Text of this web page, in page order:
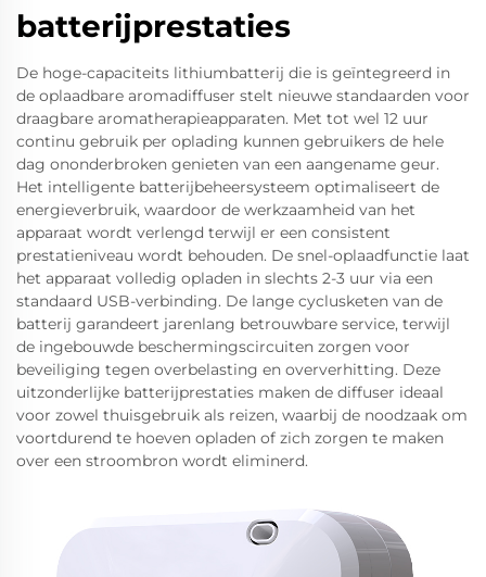
batterijprestaties
De hoge-capaciteits lithiumbatterij die is geïntegreerd in
de oplaadbare aromadiffuser stelt nieuwe standaarden voor
draagbare aromatherapieapparaten. Met tot wel 12 uur
continu gebruik per oplading kunnen gebruikers de hele
dag ononderbroken genieten van een aangename geur.
Het intelligente batterijbeheersysteem optimaliseert de
energieverbruik, waardoor de werkzaamheid van het
apparaat wordt verlengd terwijl er een consistent
prestatieniveau wordt behouden. De snel-oplaadfunctie laat
het apparaat volledig opladen in slechts 2-3 uur via een
standaard USB-verbinding. De lange cyclusketen van de
batterij garandeert jarenlang betrouwbare service, terwijl
de ingebouwde beschermingscircuiten zorgen voor
beveiliging tegen overbelasting en oververhitting. Deze
uitzonderlijke batterijprestaties maken de diffuser ideaal
voor zowel thuisgebruik als reizen, waarbij de noodzaak om
voortdurend te hoeven opladen of zich zorgen te maken
over een stroombron wordt eliminerd.